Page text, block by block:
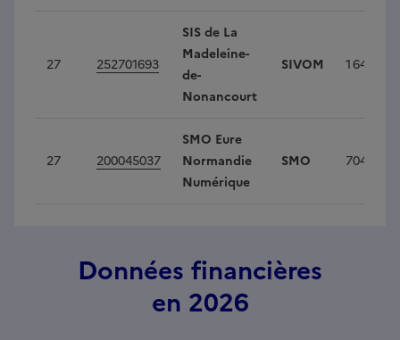
27 252701693
SIS de La
Madeleine-
de-
Nonancourt
SIVOM 1 641
27 200045037
SMO Eure
Normandie
Numérique
SMO 704 128
Données financières
en 2026